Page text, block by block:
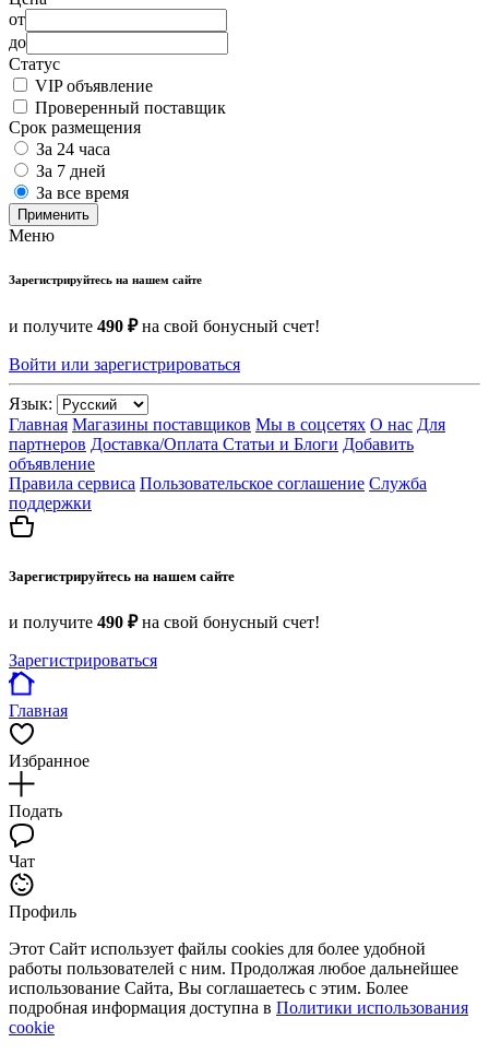
от
до
Статус
VIP объявление
Проверенный поставщик
Срок размещения
За 24 часа
За 7 дней
За все время
Применить
Меню
Зарегистрируйтесь на нашем сайте
и получите 490 ₽на свой бонусный счет!
Войти или зарегистрироваться
Язык:
Главная Магазины поставщиков Мы в соцсетях О нас Для
партнеров Доставка/Оплата Статьи и Блоги Добавить
объявление
Правила сервиса Пользовательское соглашение Служба
поддержки
Зарегистрируйтесь на нашем сайте
и получите 490 ₽на свой бонусный счет!
Зарегистрироваться
Главная
Избранное
Подать
Чат
Профиль
Этот Сайт использует файлы cookies для более удобной
работы пользователей с ним. Продолжая любое дальнейшее
использование Сайта, Вы соглашаетесь с этим. Более
подробная информация доступна в Политики использования
cookie